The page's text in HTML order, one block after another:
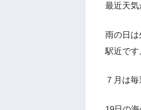
最近天気
雨の日
駅近です
７月は